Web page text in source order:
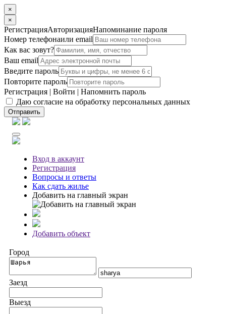
×
×
РегистрацияАвторизацияНапоминание пароля
Номер телефонаили email
Как вас зовут?
Ваш email
Введите пароль
Повторите пароль
Регистрация | Войти | Напомнить пароль
Даю согласие на обработку персональных данных
Отправить
Вход в аккаунт
Регистрация
Вопросы и ответы
Как сдать жилье
Добавить на главный экран
Добавить объект
Город
Заезд
Выезд